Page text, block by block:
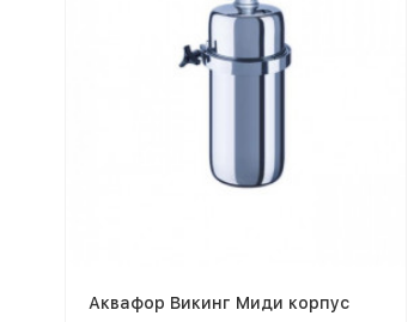
Аквафор Викинг Миди корпус